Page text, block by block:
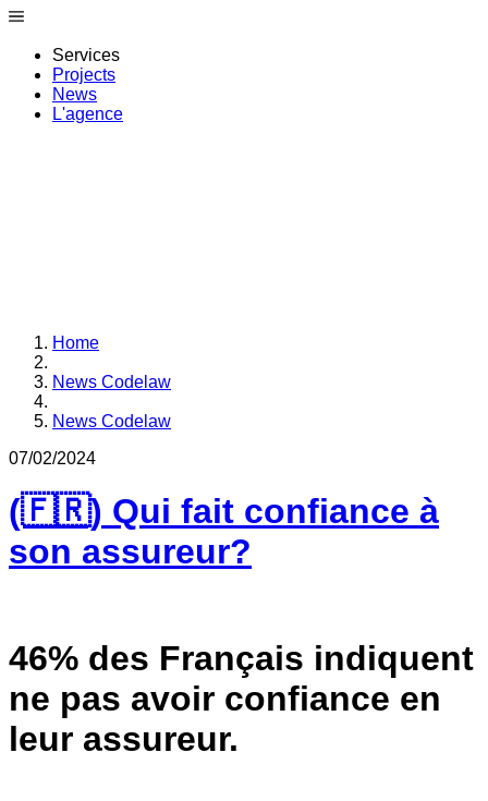
Services
Projects
News
L'agence
Home
News Codelaw
News Codelaw
07/02/2024
(🇫🇷) Qui fait confiance à
son assureur?
46% des Français indiquent
ne pas avoir confiance en
leur assureur.